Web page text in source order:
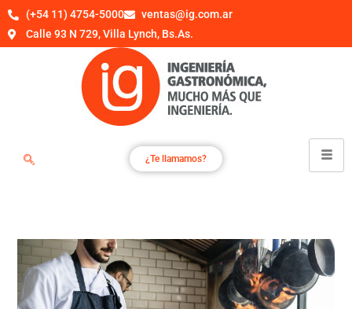
(+54 11) 4754-5000
ventas@ig.com.ar
Calle 93 N 729, Villa Lynch, Bs.As.
¿Te llamamos?